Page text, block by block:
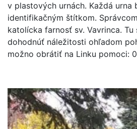
v plastových urnách. Každá urna
identifikačným štítkom.
katolícka farnosť sv. Vavrinca.
dohodnúť náležitosti ohľadom
možno obrátiť na Linku pomoci: